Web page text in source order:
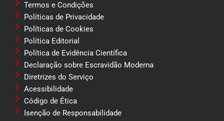
Termos e Condições
Políticas de Privacidade
Políticas de Cookies
Política Editorial
Política de Evidência Científica
Declaração sobre Escravidão Moderna
Diretrizes do Serviço
Acessibilidade
Código de Ética
Isenção de Responsabilidade